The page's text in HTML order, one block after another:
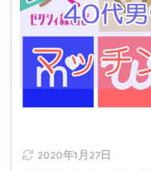
2020年1月27日